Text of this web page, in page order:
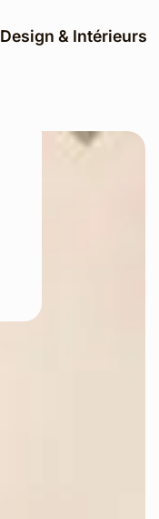
Design & Intérieurs